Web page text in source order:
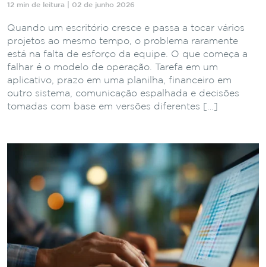
12 min de leitura | 02 de junho 2026
Quando um escritório cresce e passa a tocar vários
projetos ao mesmo tempo, o problema raramente
está na falta de esforço da equipe. O que começa a
falhar é o modelo de operação. Tarefa em um
aplicativo, prazo em uma planilha, financeiro em
outro sistema, comunicação espalhada e decisões
tomadas com base em versões diferentes […]